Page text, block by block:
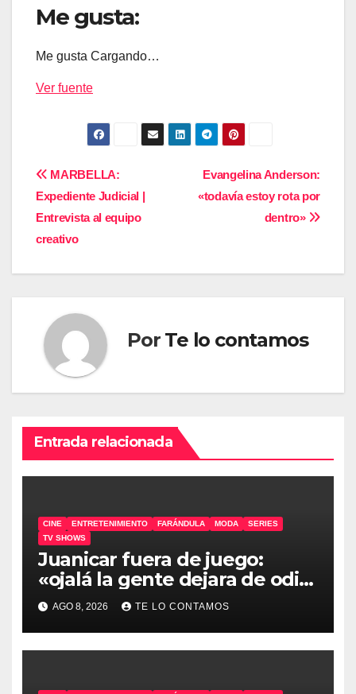
Me gusta:
Me gusta Cargando…
Ver fuente
Navegación
de
entradas
Evangelina Anderson:
«todavía estoy rota por
dentro»
MARBELLA:
Expediente Judicial |
Entrevista al equipo
creativo
Por Te lo contamos
Entrada relacionada
CINE ENTRETENIMIENTO FARÁNDULA MODA
SERIES
TV SHOWS
Juanicar fuera de juego:
«ojalá la gente dejara de odiar
tanto»
AGO 8, 2026 TE LO CONTAMOS